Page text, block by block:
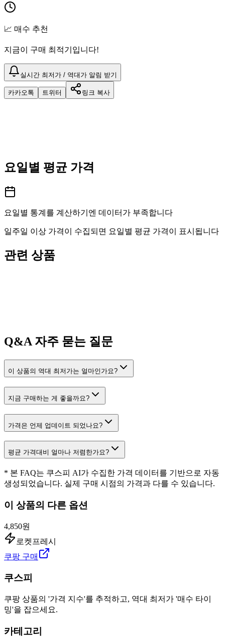
📈 매수 추천
지금이 구매 최적기입니다!
실시간 최저가 / 역대가 알림 받기
카카오톡 트위터 링크 복사
요일별 평균 가격
요일별 통계를 계산하기엔 데이터가 부족합니다
일주일 이상 가격이 수집되면 요일별 평균 가격이 표시됩니다
관련 상품
Q&A자주 묻는 질문
이 상품의 역대 최저가는 얼마인가요?
지금 구매하는 게 좋을까요?
가격은 언제 업데이트 되었나요?
평균 가격대비 얼마나 저렴한가요?
* 본 FAQ는 쿠스피 AI가 수집한 가격 데이터를 기반으로 자동
생성되었습니다. 실제 구매 시점의 가격과 다를 수 있습니다.
이 상품의 다른 옵션
4,850원
로켓프레시
쿠팡 구매
쿠스피
쿠팡 상품의 '가격 지수'를 추적하고, 역대 최저가 '매수 타이
밍'을 잡으세요.
카테고리